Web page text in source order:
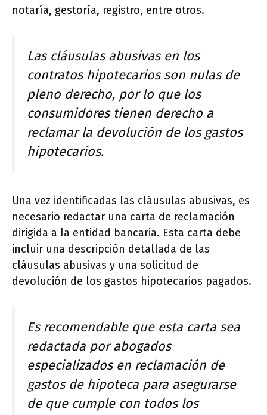
notaría, gestoría, registro, entre otros.
Las cláusulas abusivas en los
contratos hipotecarios son nulas de
pleno derecho, por lo que los
consumidores tienen derecho a
reclamar la devolución de los gastos
hipotecarios.
Una vez identificadas las cláusulas abusivas, es
necesario redactar una carta de reclamación
dirigida a la entidad bancaria. Esta carta debe
incluir una descripción detallada de las
cláusulas abusivas y una solicitud de
devolución de los gastos hipotecarios pagados.
Es recomendable que esta carta sea
redactada por abogados
especializados en reclamación de
gastos de hipoteca para asegurarse
de que cumple con todos los